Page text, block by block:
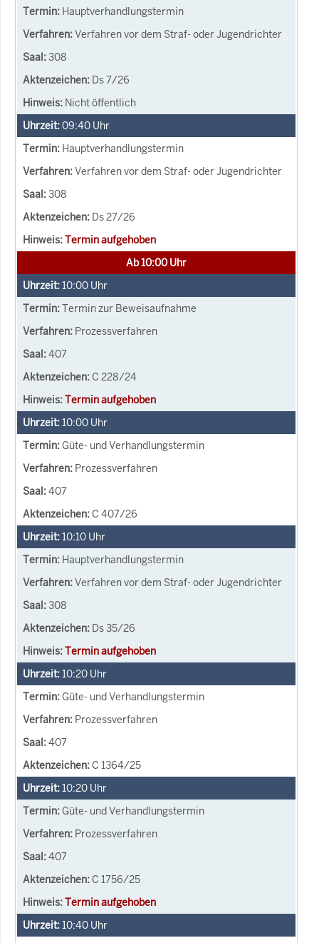
Hauptverhandlungstermin
Verfahren vor dem Straf- oder Jugendrichter
308
Ds 7/26
Nicht öffentlich
09:40 Uhr
Hauptverhandlungstermin
Verfahren vor dem Straf- oder Jugendrichter
308
Ds 27/26
Termin aufgehoben
Ab 10:00 Uhr
10:00 Uhr
Termin zur Beweisaufnahme
Prozessverfahren
407
C 228/24
Termin aufgehoben
10:00 Uhr
Güte- und Verhandlungstermin
Prozessverfahren
407
C 407/26
10:10 Uhr
Hauptverhandlungstermin
Verfahren vor dem Straf- oder Jugendrichter
308
Ds 35/26
Termin aufgehoben
10:20 Uhr
Güte- und Verhandlungstermin
Prozessverfahren
407
C 1364/25
10:20 Uhr
Güte- und Verhandlungstermin
Prozessverfahren
407
C 1756/25
Termin aufgehoben
10:40 Uhr